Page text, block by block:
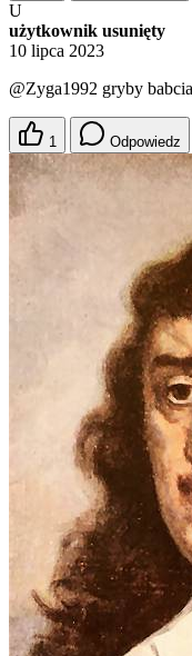
U
użytkownik usunięty
10 lipca 2023
@Zyga1992 gryby
1 Odpowiedz